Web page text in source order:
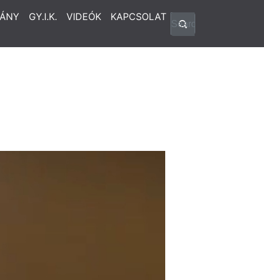
GY.I.K. VIDEÓK KAPCSOLAT